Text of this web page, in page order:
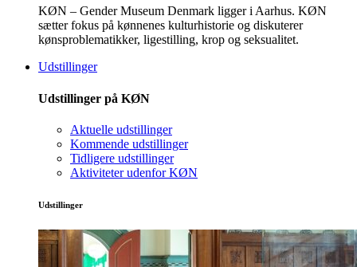
KØN – Gender Museum Denmark ligger i Aarhus. KØN
sætter fokus på kønnenes kulturhistorie og diskuterer
kønsproblematikker, ligestilling, krop og seksualitet.
Udstillinger
Udstillinger på KØN
Aktuelle udstillinger
Kommende udstillinger
Tidligere udstillinger
Aktiviteter udenfor KØN
Udstillinger